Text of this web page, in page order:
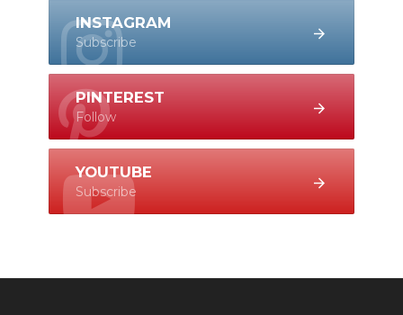
INSTAGRAM
Subscribe
PINTEREST
Follow
YOUTUBE
Subscribe